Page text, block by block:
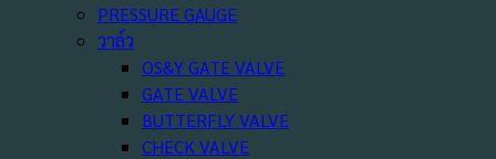
PRESSURE GAUGE
วาล์ว
OS&Y GATE VALVE
GATE VALVE
BUTTERFLY VALVE
CHECK VALVE